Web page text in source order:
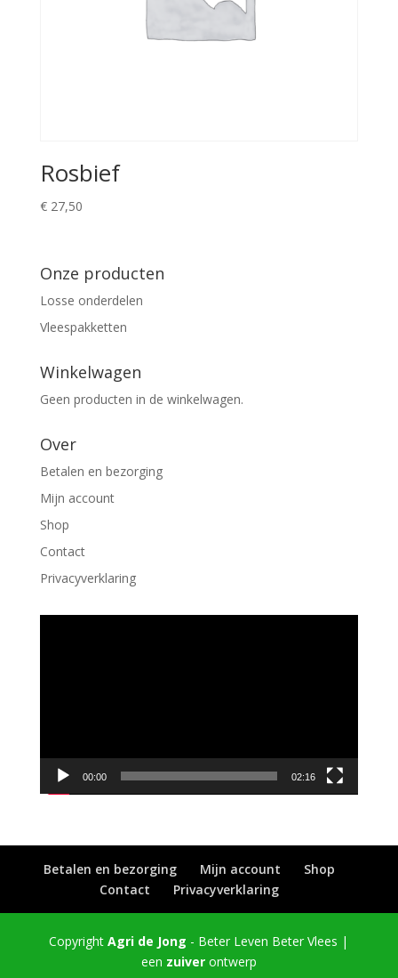
Rosbief
€27,50
Onze producten
Losse onderdelen
Vleespakketten
Winkelwagen
Geen producten in de winkelwagen.
Over
Betalen en bezorging
Mijn account
Shop
Contact
Privacyverklaring
00:00 02:16
Betalen en bezorging Mijn account
Shop
Contact
Privacyverklaring
CopyrightAgri de Jong - Beter Leven Beter Vlees |
een zuiverontwerp